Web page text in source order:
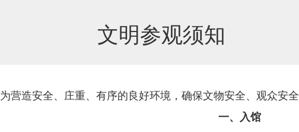
文明参观须知
为营造安全、庄重、有序的良好环境，确保文物安全、观众安
一、入馆